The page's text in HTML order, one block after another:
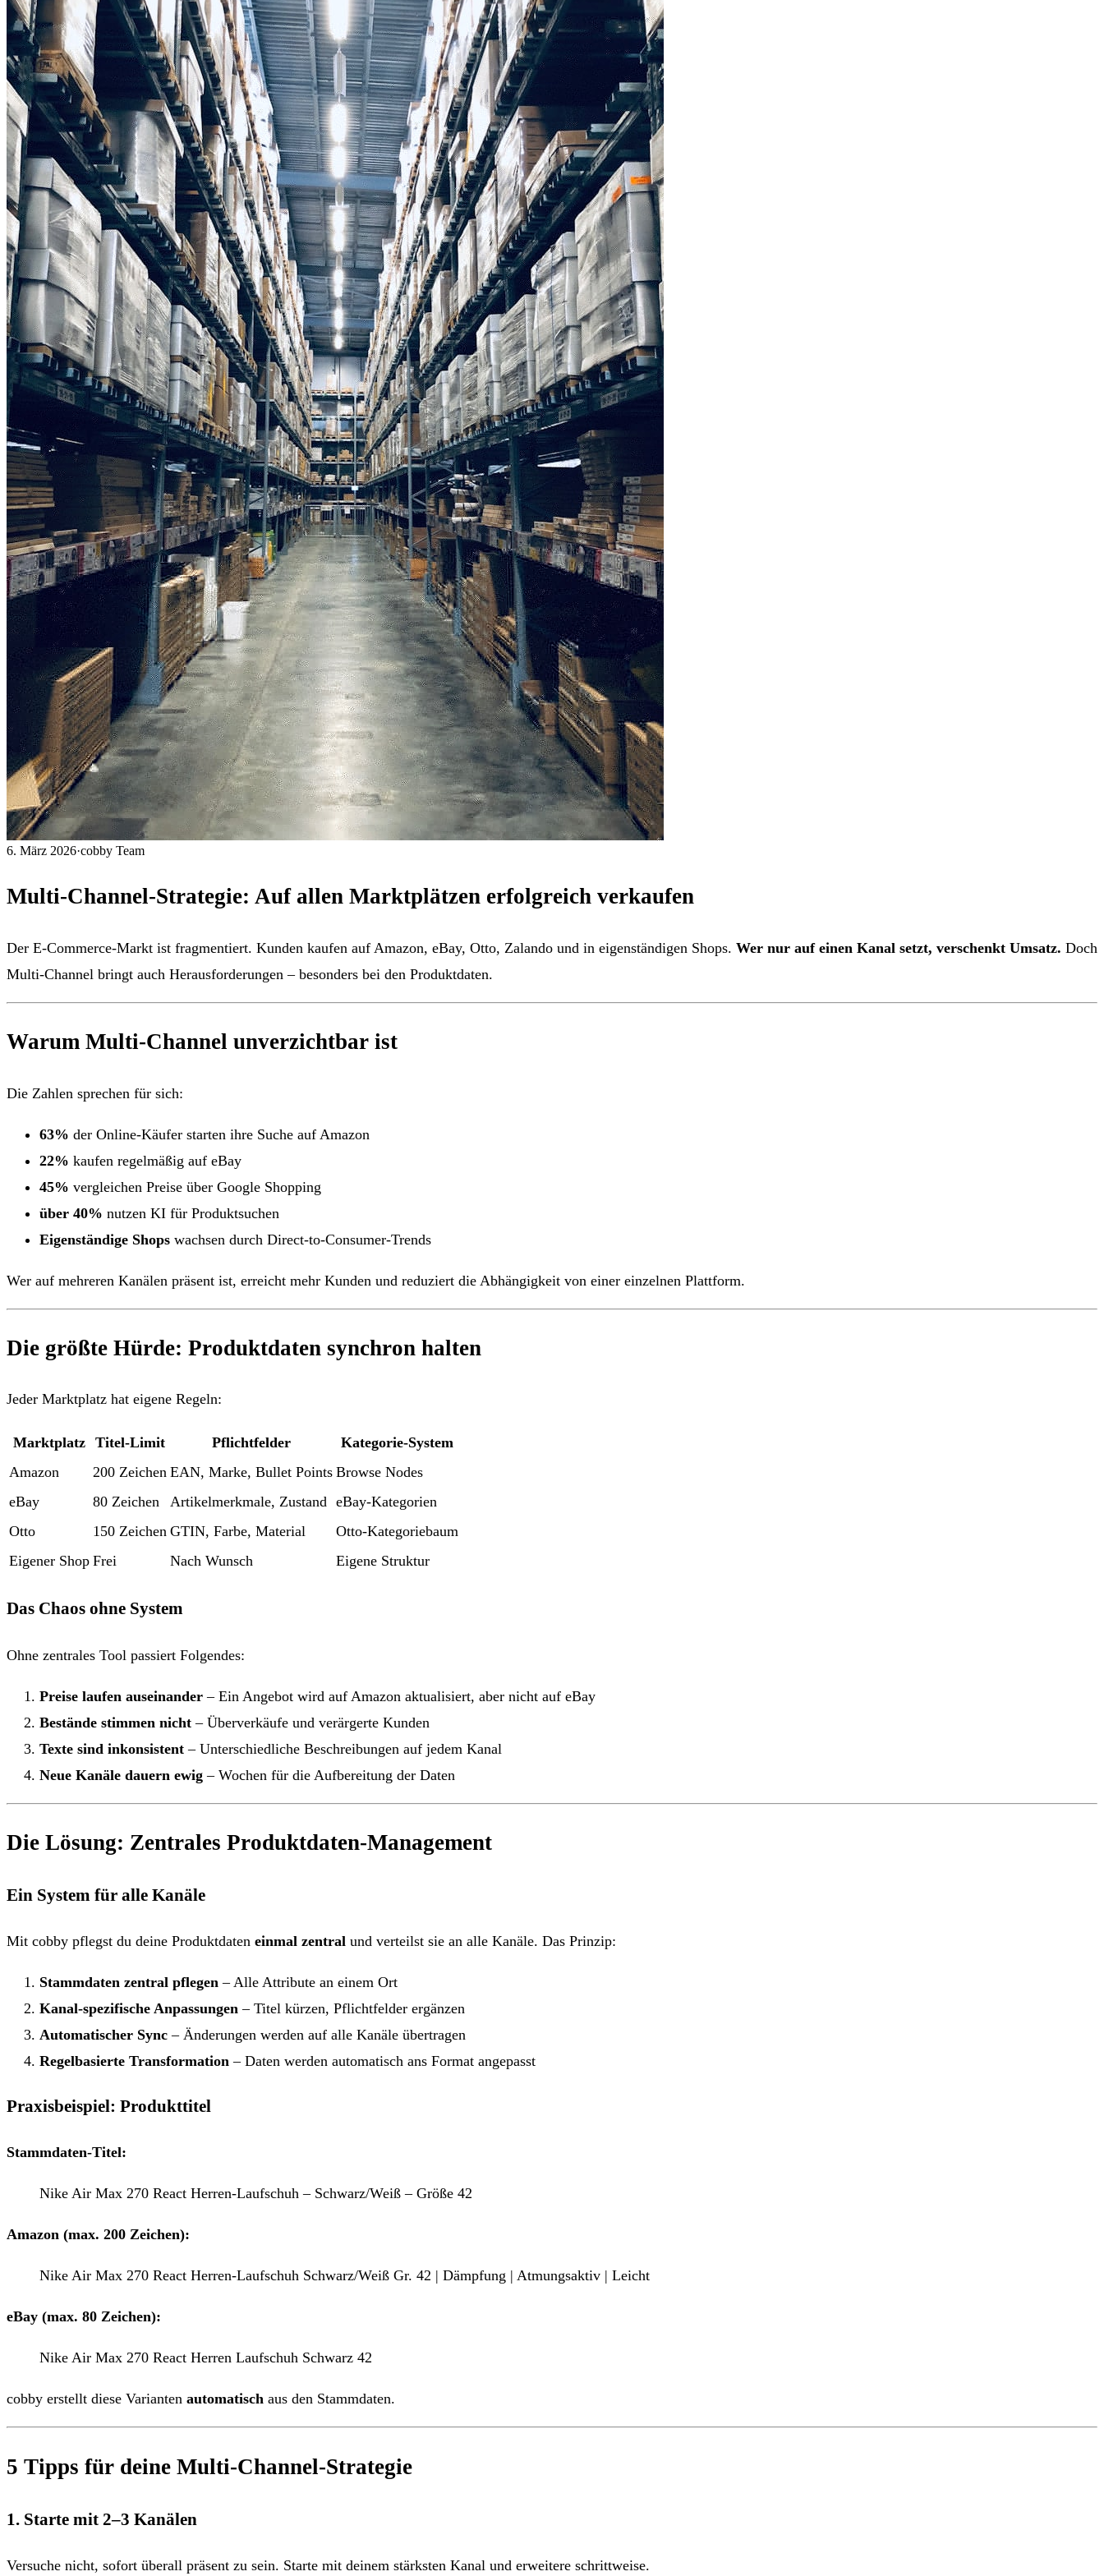
Produktdaten verbessern
Datenqualität und Prozesse optimieren.
6. März 2026·cobby Team
Multi-Channel-Strategie: Auf allen Marktplätzen erfolgreich verkaufen
Der E-Commerce-Markt ist fragmentiert. Kunden kaufen auf Amazon, eBay, Otto, Zalando und in eigenständigen Shops. Wer nur auf einen Kanal setzt, verschenkt Umsatz. Doch
Multi-Channel bringt auch Herausforderungen – besonders bei den Produktdaten.
Warum Multi-Channel unverzichtbar ist
Die Zahlen sprechen für sich:
63% der Online-Käufer starten ihre Suche auf Amazon
22% kaufen regelmäßig auf eBay
45% vergleichen Preise über Google Shopping
über 40% nutzen KI für Produktsuchen
Eigenständige Shops wachsen durch Direct-to-Consumer-Trends
Wer auf mehreren Kanälen präsent ist, erreicht mehr Kunden und reduziert die Abhängigkeit von einer einzelnen Plattform.
Die größte Hürde: Produktdaten synchron halten
Jeder Marktplatz hat eigene Regeln:
Marktplatz Titel-Limit Pflichtfelder
Kategorie-System
Amazon
200 Zeichen EAN, Marke, Bullet Points Browse Nodes
eBay
80 Zeichen Artikelmerkmale, Zustand eBay-Kategorien
Otto
150 Zeichen GTIN, Farbe, Material
Otto-Kategoriebaum
Eigener Shop Frei Nach Wunsch Eigene Struktur
Das Chaos ohne System
Ohne zentrales Tool passiert Folgendes:
Preise laufen auseinander – Ein Angebot wird auf Amazon aktualisiert, aber nicht auf eBay
Bestände stimmen nicht – Überverkäufe und verärgerte Kunden
Texte sind inkonsistent – Unterschiedliche Beschreibungen auf jedem Kanal
Neue Kanäle dauern ewig – Wochen für die Aufbereitung der Daten
Die Lösung: Zentrales Produktdaten-Management
Ein System für alle Kanäle
Mit cobby pflegst du deine Produktdaten einmal zentral und verteilst sie an alle Kanäle. Das Prinzip:
Stammdaten zentral pflegen – Alle Attribute an einem Ort
Kanal-spezifische Anpassungen – Titel kürzen, Pflichtfelder ergänzen
Automatischer Sync – Änderungen werden auf alle Kanäle übertragen
Regelbasierte Transformation – Daten werden automatisch ans Format angepasst
Praxisbeispiel: Produkttitel
Stammdaten-Titel:
Nike Air Max 270 React Herren-Laufschuh – Schwarz/Weiß – Größe 42
Amazon (max. 200 Zeichen):
Nike Air Max 270 React Herren-Laufschuh Schwarz/Weiß Gr. 42 | Dämpfung | Atmungsaktiv | Leicht
eBay (max. 80 Zeichen):
Nike Air Max 270 React Herren Laufschuh Schwarz 42
cobby erstellt diese Varianten automatisch aus den Stammdaten.
5 Tipps für deine Multi-Channel-Strategie
1. Starte mit 2–3 Kanälen
Versuche nicht, sofort überall präsent zu sein. Starte mit deinem stärksten Kanal und erweitere schrittweise.